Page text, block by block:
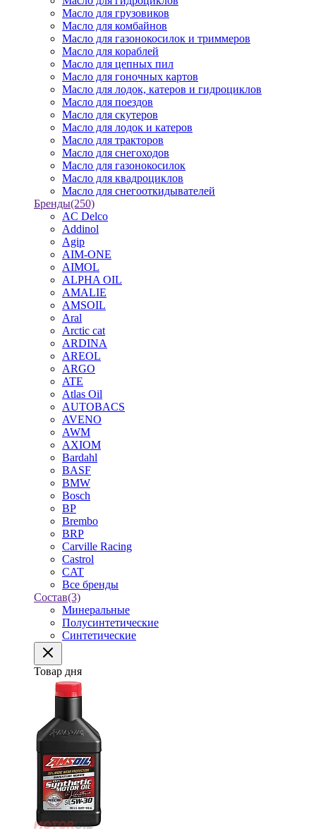
Масло для грузовиков
Масло для комбайнов
Масло для газонокосилок и триммеров
Масло для кораблей
Масло для цепных пил
Масло для гоночных картов
Масло для лодок, катеров и гидроциклов
Масло для поездов
Масло для скутеров
Масло для лодок и катеров
Масло для тракторов
Масло для снегоходов
Масло для газонокосилок
Масло для квадроциклов
Масло для снегооткидывателей
Бренды(250)
AC Delco
Addinol
Agip
AIM-ONE
AIMOL
ALPHA OIL
AMALIE
AMSOIL
Aral
Arctic cat
ARDINA
AREOL
ARGO
ATE
Atlas Oil
AUTOBACS
AVENO
AWM
AXIOM
Bardahl
BASF
BMW
Bosch
BP
Brembo
BRP
Carville Racing
Castrol
CAT
Все бренды
Состав(3)
Минеральные
Полусинтетические
Синтетические
Товар дня